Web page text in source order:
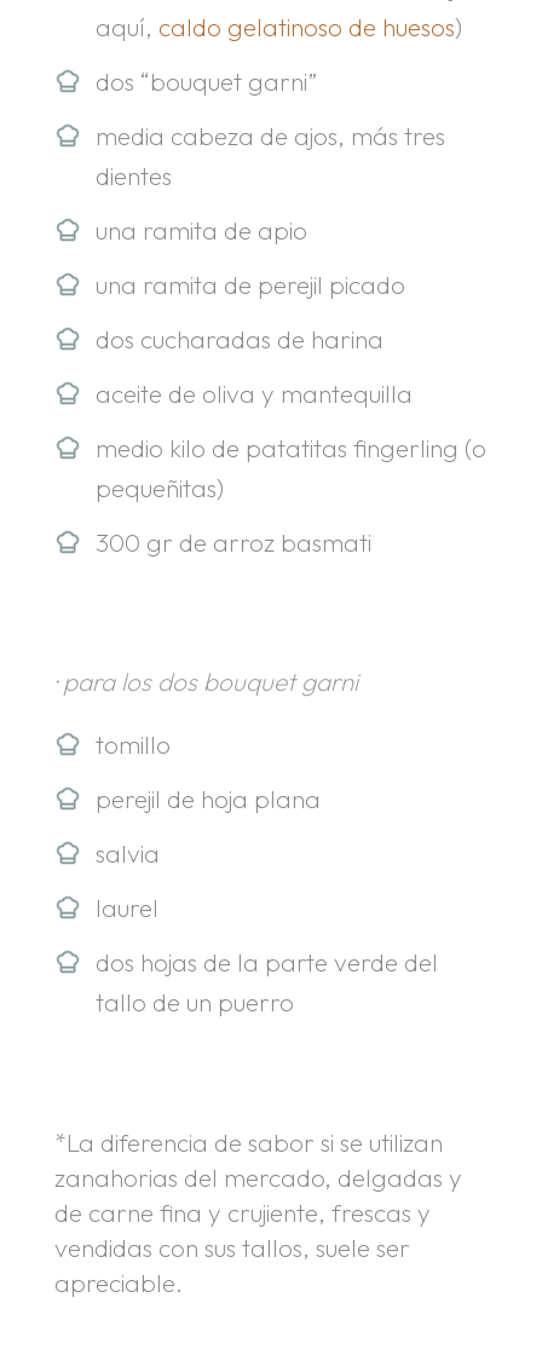
aquí, caldo gelatinoso de huesos)
dos “bouquet garni”
media cabeza de ajos, más tres
dientes
una ramita de apio
una ramita de perejil picado
dos cucharadas de harina
aceite de oliva y mantequilla
medio kilo de patatitas fingerling (o
pequeñitas)
300 gr de arroz basmati
· para los dos bouquet garni
tomillo
perejil de hoja plana
salvia
laurel
dos hojas de la parte verde del
tallo de un puerro
*La diferencia de sabor si se utilizan
zanahorias del mercado, delgadas y
de carne fina y crujiente, frescas y
vendidas con sus tallos, suele ser
apreciable.